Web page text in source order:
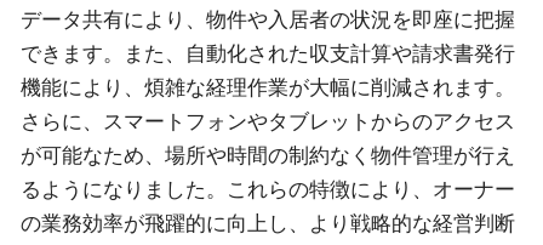
データ共有により、物件や入居者の状況を即座に把握
できます。また、自動化された収支計算や請求書発行
機能により、煩雑な経理作業が大幅に削減されます。
さらに、スマートフォンやタブレットからのアクセス
が可能なため、場所や時間の制約なく物件管理が行え
るようになりました。これらの特徴により、オーナー
の業務効率が飛躍的に向上し、より戦略的な経営判断